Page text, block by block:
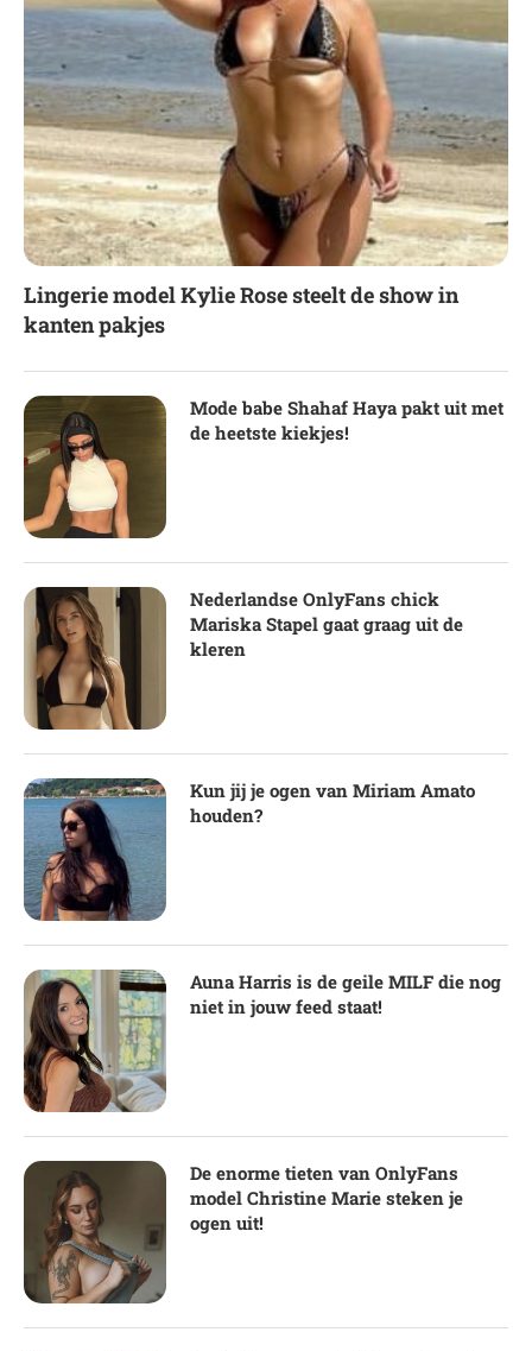
Lingerie model Kylie Rose steelt de show in
kanten pakjes
Mode babe Shahaf Haya pakt uit met
de heetste kiekjes!
Nederlandse OnlyFans chick
Mariska Stapel gaat graag uit de
kleren
Kun jij je ogen van Miriam Amato
houden?
Auna Harris is de geile MILF die nog
niet in jouw feed staat!
De enorme tieten van OnlyFans
model Christine Marie steken je
ogen uit!